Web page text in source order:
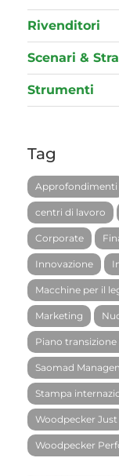
Rivenditori
Scenari &
Strumenti
Tag
Approfondimenti
centri di lavoro
Corporate
Innovazione
Macchine per il
Marketing
Piano transizione
Saomad
Stampa
Woodpecker Just
Woodpecker